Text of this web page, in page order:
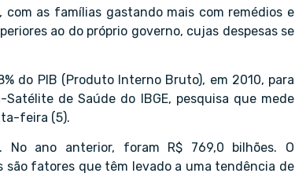
as famílias gastando mais com remédios e
ao do próprio governo, cujas despesas se
do PIB (Produto Interno Bruto), em 2010, para
de Saúde do IBGE, pesquisa que mede
feira (5).
No ano anterior, foram R$ 769,0 bilhões. O
são fatores que têm levado a uma tendência de